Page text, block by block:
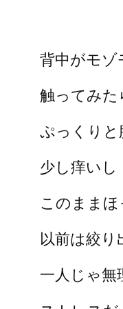
背中がモゾ
触ってみた
ぷっくりと
少し痒いし
このまま
以前は絞
一人じゃ無